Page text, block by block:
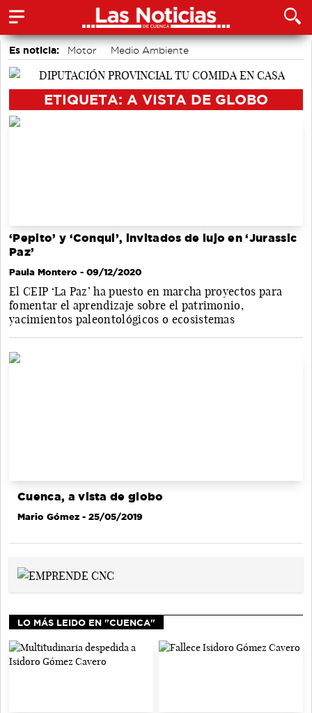
Es noticia: Motor
Medio Ambiente
Actividades culturales en Cuenca
ETIQUETA: A VISTA DE GLOBO
‘Pepito’ y ‘Conqui’, invitados de lujo en ‘Jurassic
Paz’
Paula Montero - 09/12/2020
El CEIP ‘La Paz’ ha puesto en marcha proyectos para
fomentar el aprendizaje sobre el patrimonio,
yacimientos paleontológicos o ecosistemas
Cuenca, a vista de globo
Mario Gómez - 25/05/2019
LO MÁS LEIDO EN "CUENCA"